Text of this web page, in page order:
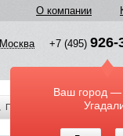
О компании
Москва +7 (495) 926-
Ваш город —
По всему каталогу